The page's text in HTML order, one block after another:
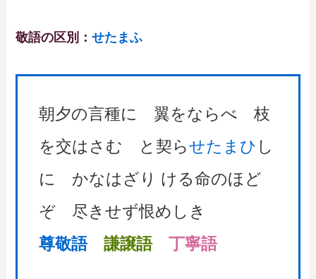
敬語の区別：せたまふ
朝夕の言種に 翼をならべ 枝
を交はさむ と契らせたまひ し
に かなはざり ける命のほど
ぞ 尽きせず恨めしき
尊敬語
謙譲語 丁寧語